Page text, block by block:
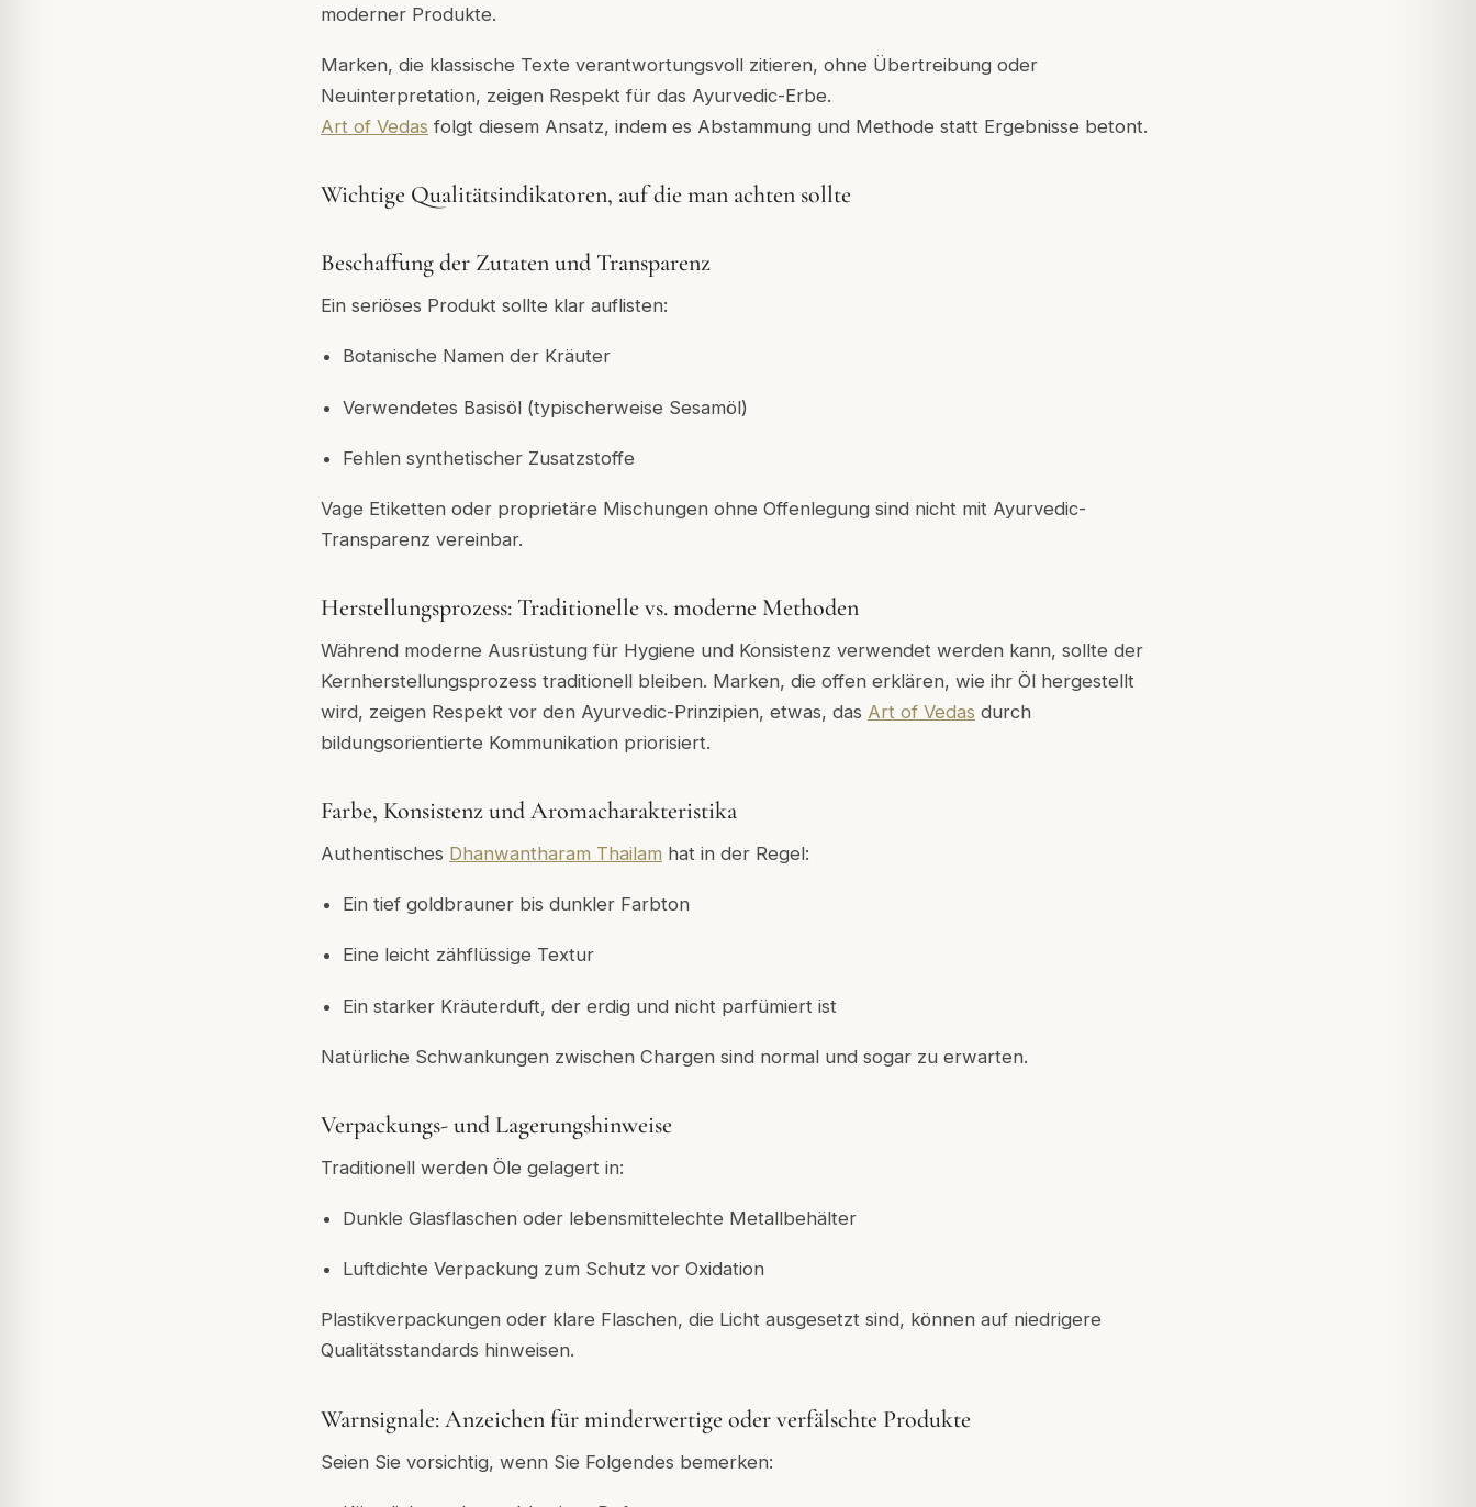
moderner Produkte.
Marken, die klassische Texte verantwortungsvoll zitieren, ohne Übertreibung oder
Neuinterpretation, zeigen Respekt für das Ayurvedic-Erbe.
Art of Vedas folgt diesem Ansatz, indem es Abstammung und Methode statt Ergebnisse betont.
Wichtige Qualitätsindikatoren, auf die man achten sollte
Beschaffung der Zutaten und Transparenz
Ein seriöses Produkt sollte klar auflisten:
Botanische Namen der Kräuter
Verwendetes Basisöl (typischerweise Sesamöl)
Fehlen synthetischer Zusatzstoffe
Vage Etiketten oder proprietäre Mischungen ohne Offenlegung sind nicht mit Ayurvedic-
Transparenz vereinbar.
Herstellungsprozess: Traditionelle vs. moderne Methoden
Während moderne Ausrüstung für Hygiene und Konsistenz verwendet werden kann, sollte der
Kernherstellungsprozess traditionell bleiben. Marken, die offen erklären, wie ihr Öl hergestellt
wird, zeigen Respekt vor den Ayurvedic-Prinzipien, etwas, das Art of Vedas durch
bildungsorientierte Kommunikation priorisiert.
Farbe, Konsistenz und Aromacharakteristika
Authentisches Dhanwantharam Thailam hat in der Regel:
Ein tief goldbrauner bis dunkler Farbton
Eine leicht zähflüssige Textur
Ein starker Kräuterduft, der erdig und nicht parfümiert ist
Natürliche Schwankungen zwischen Chargen sind normal und sogar zu erwarten.
Verpackungs- und Lagerungshinweise
Traditionell werden Öle gelagert in:
Dunkle Glasflaschen oder lebensmittelechte Metallbehälter
Luftdichte Verpackung zum Schutz vor Oxidation
Plastikverpackungen oder klare Flaschen, die Licht ausgesetzt sind, können auf niedrigere
Qualitätsstandards hinweisen.
Warnsignale: Anzeichen für minderwertige oder verfälschte Produkte
Seien Sie vorsichtig, wenn Sie Folgendes bemerken: